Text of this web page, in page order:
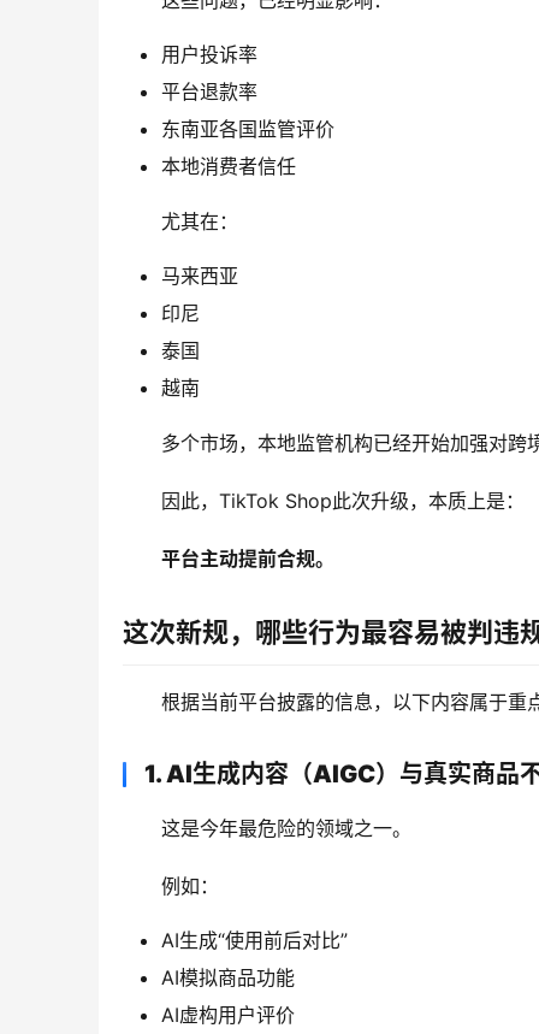
用户投诉率
平台退款率
东南亚各国监管评价
本地消费者信任
尤其在：
马来西亚
印尼
泰国
越南
多个市场，本地监管机构已经开始加强对跨
因此，TikTok Shop此次升级，本质上是：
平台主动提前合规。
这次新规，哪些行为最容易被判违
根据当前平台披露的信息，以下内容属于重
1. AI生成内容（AIGC）与真实商品
这是今年最危险的领域之一。
例如：
AI生成“使用前后对比”
AI模拟商品功能
AI虚构用户评价